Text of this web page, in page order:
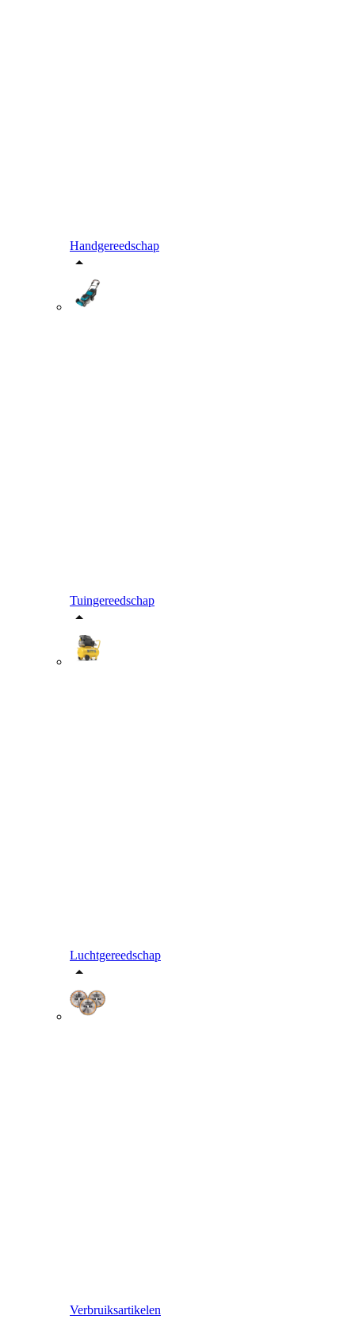
Handgereedschap
Tuingereedschap
Luchtgereedschap
Verbruiksartikelen